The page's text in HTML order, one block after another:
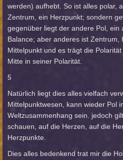
werden) aufhebt. So ist alles polar,
Zentrum, ein Herzpunkt; sondern
gegenüber liegt der andere Pol, ein
Balance; aber anderes ist Zentrum,
Mittelpunkt und es trägt die
Mitte in seiner Polarität.
5
Natürlich liegt dies alles vielfach
Mittelpunktwesen, kann wieder Pol
Weltzusammenhang sein. jedoch
schauen, auf die Herzen, auf die
Herzpunkte.
Dies alles bedenkend trat mir die